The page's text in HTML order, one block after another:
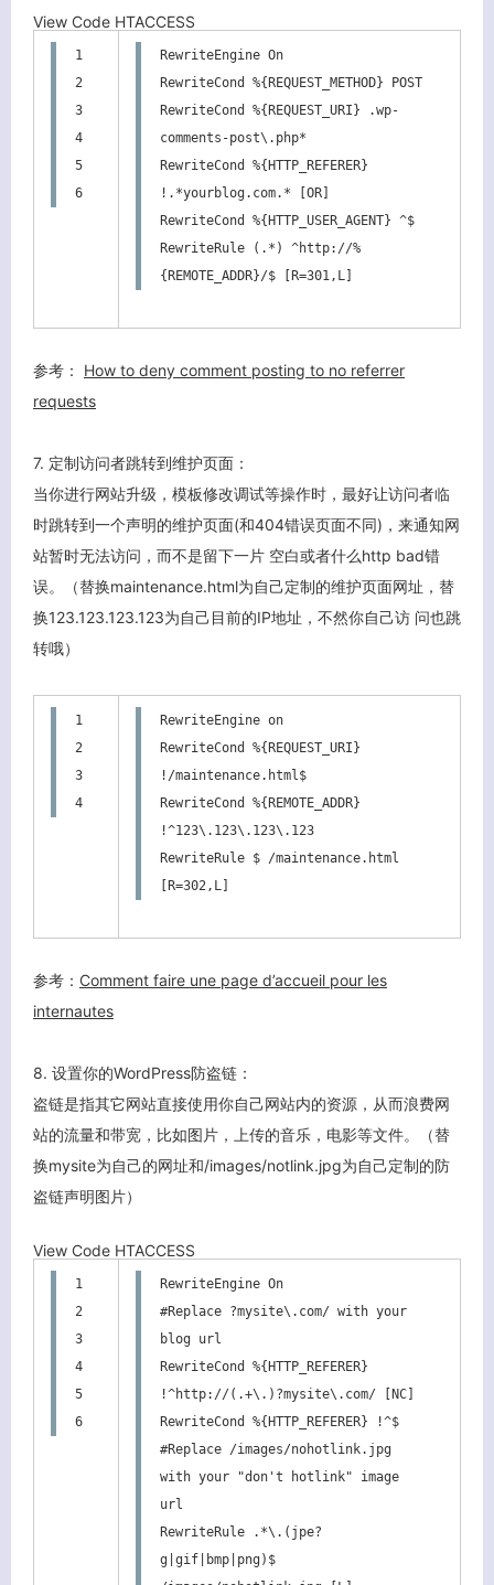
View Code HTACCESS
1
2
3
4
5
6
RewriteEngine On
RewriteCond %{REQUEST_METHOD} POST
RewriteCond %{REQUEST_URI} .wp-
comments-post\.php*
RewriteCond %{HTTP_REFERER}
!.*yourblog.com.* [OR]
RewriteCond %{HTTP_USER_AGENT} ^$
RewriteRule (.*) ^http://%
{REMOTE_ADDR}/$ [R=301,L]
参考： How to deny comment posting to no referrer
requests
7. 定制访问者跳转到维护页面：
当你进行网站升级，模板修改调试等操作时，最好让访问者临
时跳转到一个声明的维护页面(和404错误页面不同)，来通知网
站暂时无法访问，而不是留下一片 空白或者什么http bad错
误。（替换maintenance.html为自己定制的维护页面网址，替
换123.123.123.123为自己目前的IP地址，不然你自己访 问也跳
转哦）
1
2
3
4
RewriteEngine on
RewriteCond %{REQUEST_URI}
!/maintenance.html$
RewriteCond %{REMOTE_ADDR}
!^123\.123\.123\.123
RewriteRule $ /maintenance.html
[R=302,L]
参考： Comment faire une page d’accueil pour les
internautes
8. 设置你的WordPress防盗链：
盗链是指其它网站直接使用你自己网站内的资源，从而浪费网
站的流量和带宽，比如图片，上传的音乐，电影等文件。（替
换mysite为自己的网址和/images/notlink.jpg为自己定制的防
盗链声明图片）
View Code HTACCESS
1
2
3
4
5
6
RewriteEngine On
#Replace ?mysite\.com/ with your
blog url
RewriteCond %{HTTP_REFERER}
!^http://(.+\.)?mysite\.com/ [NC]
RewriteCond %{HTTP_REFERER} !^$
#Replace /images/nohotlink.jpg
with your "don't hotlink" image
url
RewriteRule .*\.(jpe?
g|gif|bmp|png)$